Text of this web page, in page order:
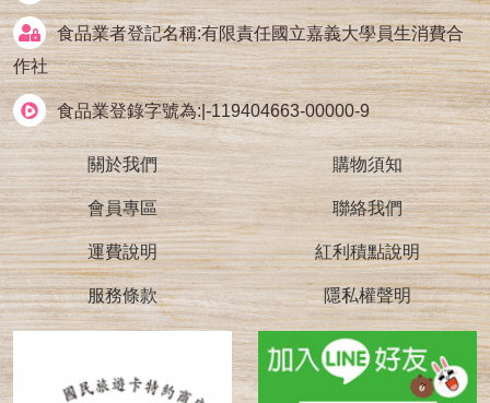
食品業者登記名稱:有限責任國立嘉義大學員生消費合
作社
食品業登錄字號為:|-119404663-00000-9
關於我們 購物須知
會員專區 聯絡我們
運費說明 紅利積點說明
服務條款 隱私權聲明